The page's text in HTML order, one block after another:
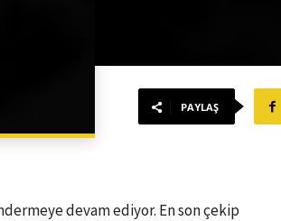
PAYLAŞ
devam ediyor. En son çekip